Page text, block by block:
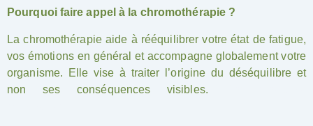
Pourquoi faire appel à la chromothérapie ?
La chromothérapie aide à rééquilibrer votre état de fatigue,
vos émotions en général et accompagne globalement votre
organisme. Elle vise à traiter l’origine du déséquilibre et
non ses conséquences visibles.